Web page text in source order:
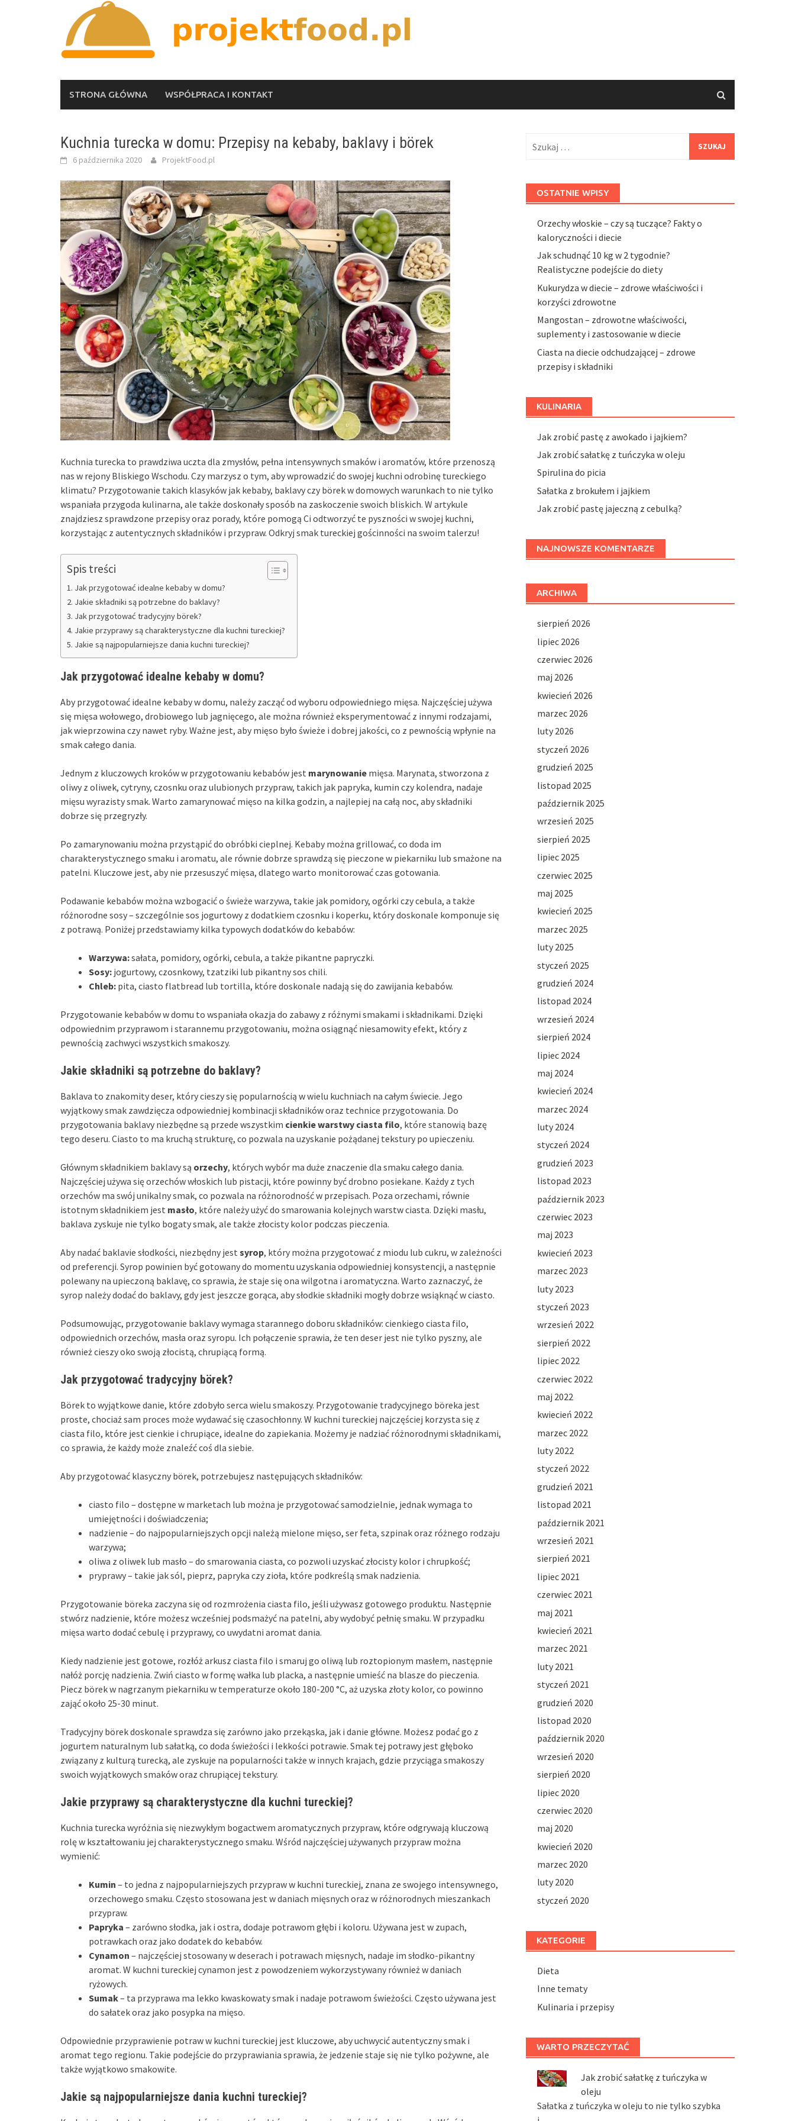
STRONA GŁÓWNA WSPÓŁPRACA I KONTAKT
Kuchnia turecka w domu: Przepisy na kebaby, baklavy i börek
6 października 2020 ProjektFood.pl
Kuchnia turecka to prawdziwa uczta dla zmysłów, pełna intensywnych smaków i aromatów, które przenoszą
nas w rejony Bliskiego Wschodu. Czy marzysz o tym, aby wprowadzić do swojej kuchni odrobinę tureckiego
klimatu? Przygotowanie takich klasyków jak kebaby, baklavy czy börek w domowych warunkach to nie tylko
wspaniała przygoda kulinarna, ale także doskonały sposób na zaskoczenie swoich bliskich. W artykule
znajdziesz sprawdzone przepisy oraz porady, które pomogą Ci odtworzyć te pyszności w swojej kuchni,
korzystając z autentycznych składników i przypraw. Odkryj smak tureckiej gościnności na swoim talerzu!
Spis treści
Jak przygotować idealne kebaby w domu?
Jakie składniki są potrzebne do baklavy?
Jak przygotować tradycyjny börek?
Jakie przyprawy są charakterystyczne dla kuchni tureckiej?
Jakie są najpopularniejsze dania kuchni tureckiej?
Jak przygotować idealne kebaby w domu?
Aby przygotować idealne kebaby w domu, należy zacząć od wyboru odpowiedniego mięsa. Najczęściej używa
się mięsa wołowego, drobiowego lub jagnięcego, ale można również eksperymentować z innymi rodzajami,
jak wieprzowina czy nawet ryby. Ważne jest, aby mięso było świeże i dobrej jakości, co z pewnością wpłynie na
smak całego dania.
Jednym z kluczowych kroków w przygotowaniu kebabów jest marynowanie mięsa. Marynata, stworzona z
oliwy z oliwek, cytryny, czosnku oraz ulubionych przypraw, takich jak papryka, kumin czy kolendra, nadaje
mięsu wyrazisty smak. Warto zamarynować mięso na kilka godzin, a najlepiej na całą noc, aby składniki
dobrze się przegryzły.
Po zamarynowaniu można przystąpić do obróbki cieplnej. Kebaby można grillować, co doda im
charakterystycznego smaku i aromatu, ale równie dobrze sprawdzą się pieczone w piekarniku lub smażone na
patelni. Kluczowe jest, aby nie przesuszyć mięsa, dlatego warto monitorować czas gotowania.
Podawanie kebabów można wzbogacić o świeże warzywa, takie jak pomidory, ogórki czy cebula, a także
różnorodne sosy – szczególnie sos jogurtowy z dodatkiem czosnku i koperku, który doskonale komponuje się
z potrawą. Poniżej przedstawiamy kilka typowych dodatków do kebabów:
Warzywa:sałata, pomidory, ogórki, cebula, a także pikantne papryczki.
Sosy: jogurtowy, czosnkowy, tzatziki lub pikantny sos chili.
Chleb: pita, ciasto flatbread lub tortilla, które doskonale nadają się do zawijania kebabów.
Przygotowanie kebabów w domu to wspaniała okazja do zabawy z różnymi smakami i składnikami. Dzięki
odpowiednim przyprawom i starannemu przygotowaniu, można osiągnąć niesamowity efekt, który z
pewnością zachwyci wszystkich smakoszy.
Jakie składniki są potrzebne do baklavy?
Baklava to znakomity deser, który cieszy się popularnością w wielu kuchniach na całym świecie. Jego
wyjątkowy smak zawdzięcza odpowiedniej kombinacji składników oraz technice przygotowania. Do
przygotowania baklavy niezbędne są przede wszystkim cienkie warstwy ciasta filo, które stanowią bazę
tego deseru. Ciasto to ma kruchą strukturę, co pozwala na uzyskanie pożądanej tekstury po upieczeniu.
Głównym składnikiem baklavy są orzechy, których wybór ma duże znaczenie dla smaku całego dania.
Najczęściej używa się orzechów włoskich lub pistacji, które powinny być drobno posiekane. Każdy z tych
orzechów ma swój unikalny smak, co pozwala na różnorodność w przepisach. Poza orzechami, równie
istotnym składnikiem jest masło, które należy użyć do smarowania kolejnych warstw ciasta. Dzięki masłu,
baklava zyskuje nie tylko bogaty smak, ale także złocisty kolor podczas pieczenia.
Aby nadać baklavie słodkości, niezbędny jest syrop, który można przygotować z miodu lub cukru, w zależności
od preferencji. Syrop powinien być gotowany do momentu uzyskania odpowiedniej konsystencji, a następnie
polewany na upieczoną baklavę, co sprawia, że staje się ona wilgotna i aromatyczna. Warto zaznaczyć, że
syrop należy dodać do baklavy, gdy jest jeszcze gorąca, aby słodkie składniki mogły dobrze wsiąknąć w ciasto.
Podsumowując, przygotowanie baklavy wymaga starannego doboru składników: cienkiego ciasta filo,
odpowiednich orzechów, masła oraz syropu. Ich połączenie sprawia, że ten deser jest nie tylko pyszny, ale
również cieszy oko swoją złocistą, chrupiącą formą.
Jak przygotować tradycyjny börek?
Börek to wyjątkowe danie, które zdobyło serca wielu smakoszy. Przygotowanie tradycyjnego böreka jest
proste, chociaż sam proces może wydawać się czasochłonny. W kuchni tureckiej najczęściej korzysta się z
ciasta filo, które jest cienkie i chrupiące, idealne do zapiekania. Możemy je nadziać różnorodnymi składnikami,
co sprawia, że każdy może znaleźć coś dla siebie.
Aby przygotować klasyczny börek, potrzebujesz następujących składników:
ciasto filo – dostępne w marketach lub można je przygotować samodzielnie, jednak wymaga to
umiejętności i doświadczenia;
nadzienie – do najpopularniejszych opcji należą mielone mięso, ser feta, szpinak oraz różnego rodzaju
warzywa;
oliwa z oliwek lub masło – do smarowania ciasta, co pozwoli uzyskać złocisty kolor i chrupkość;
pryprawy – takie jak sól, pieprz, papryka czy zioła, które podkreślą smak nadzienia.
Przygotowanie böreka zaczyna się od rozmrożenia ciasta filo, jeśli używasz gotowego produktu. Następnie
stwórz nadzienie, które możesz wcześniej podsmażyć na patelni, aby wydobyć pełnię smaku. W przypadku
mięsa warto dodać cebulę i przyprawy, co uwydatni aromat dania.
Kiedy nadzienie jest gotowe, rozłóż arkusz ciasta filo i smaruj go oliwą lub roztopionym masłem, następnie
nałóż porcję nadzienia. Zwiń ciasto w formę wałka lub placka, a następnie umieść na blasze do pieczenia.
Piecz börek w nagrzanym piekarniku w temperaturze około 180-200 °C, aż uzyska złoty kolor, co powinno
zająć około 25-30 minut.
Tradycyjny börek doskonale sprawdza się zarówno jako przekąska, jak i danie główne. Możesz podać go z
jogurtem naturalnym lub sałatką, co doda świeżości i lekkości potrawie. Smak tej potrawy jest głęboko
związany z kulturą turecką, ale zyskuje na popularności także w innych krajach, gdzie przyciąga smakoszy
swoich wyjątkowych smaków oraz chrupiącej tekstury.
Jakie przyprawy są charakterystyczne dla kuchni tureckiej?
Kuchnia turecka wyróżnia się niezwykłym bogactwem aromatycznych przypraw, które odgrywają kluczową
rolę w kształtowaniu jej charakterystycznego smaku. Wśród najczęściej używanych przypraw można
wymienić:
Kumin – to jedna z najpopularniejszych przypraw w kuchni tureckiej, znana ze swojego intensywnego,
orzechowego smaku. Często stosowana jest w daniach mięsnych oraz w różnorodnych mieszankach
przypraw.
Papryka – zarówno słodka, jak i ostra, dodaje potrawom głębi i koloru. Używana jest w zupach,
potrawkach oraz jako dodatek do kebabów.
Cynamon – najczęściej stosowany w deserach i potrawach mięsnych, nadaje im słodko-pikantny
aromat. W kuchni tureckiej cynamon jest z powodzeniem wykorzystywany również w daniach
ryżowych.
Sumak– ta przyprawa ma lekko kwaskowaty smak i nadaje potrawom świeżości. Często używana jest
do sałatek oraz jako posypka na mięso.
Odpowiednie przyprawienie potraw w kuchni tureckiej jest kluczowe, aby uchwycić autentyczny smak i
aromat tego regionu. Takie podejście do przyprawiania sprawia, że jedzenie staje się nie tylko pożywne, ale
także wyjątkowo smakowite.
Jakie są najpopularniejsze dania kuchni tureckiej?
OSTATNIE WPISY
Orzechy włoskie – czy są tuczące? Fakty o
kaloryczności i diecie
Jak schudnąć 10 kg w 2 tygodnie?
Realistyczne podejście do diety
Kukurydza w diecie – zdrowe właściwości i
korzyści zdrowotne
Mangostan – zdrowotne właściwości,
suplementy i zastosowanie w diecie
Ciasta na diecie odchudzającej – zdrowe
przepisy i składniki
KULINARIA
Jak zrobić pastę z awokado i jajkiem?
Jak zrobić sałatkę z tuńczyka w oleju
Spirulina do picia
Sałatka z brokułem i jajkiem
Jak zrobić pastę jajeczną z cebulką?
NAJNOWSZE KOMENTARZE
ARCHIWA
sierpień 2026
lipiec 2026
czerwiec 2026
maj 2026
kwiecień 2026
marzec 2026
luty 2026
styczeń 2026
grudzień 2025
listopad 2025
październik 2025
wrzesień 2025
sierpień 2025
lipiec 2025
czerwiec 2025
maj 2025
kwiecień 2025
marzec 2025
luty 2025
styczeń 2025
grudzień 2024
listopad 2024
wrzesień 2024
sierpień 2024
lipiec 2024
maj 2024
kwiecień 2024
marzec 2024
luty 2024
styczeń 2024
grudzień 2023
listopad 2023
październik 2023
czerwiec 2023
maj 2023
kwiecień 2023
marzec 2023
luty 2023
styczeń 2023
wrzesień 2022
sierpień 2022
lipiec 2022
czerwiec 2022
maj 2022
kwiecień 2022
marzec 2022
luty 2022
styczeń 2022
grudzień 2021
listopad 2021
październik 2021
wrzesień 2021
sierpień 2021
lipiec 2021
czerwiec 2021
maj 2021
kwiecień 2021
marzec 2021
luty 2021
styczeń 2021
grudzień 2020
listopad 2020
październik 2020
wrzesień 2020
sierpień 2020
lipiec 2020
czerwiec 2020
maj 2020
kwiecień 2020
marzec 2020
luty 2020
styczeń 2020
KATEGORIE
Dieta
Inne tematy
Kulinaria i przepisy
WARTO PRZECZYTAĆ
Jak zrobić sałatkę z tuńczyka w
oleju
Sałatka z tuńczyka w oleju to nie tylko szybka